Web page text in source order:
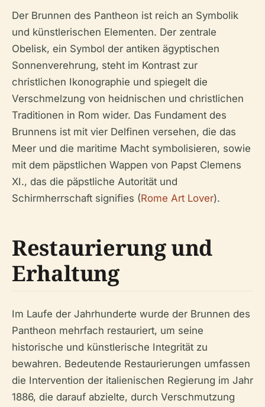
Der Brunnen des Pantheon ist reich an Symbolik
und künstlerischen Elementen. Der zentrale
Obelisk, ein Symbol der antiken ägyptischen
Sonnenverehrung, steht im Kontrast zur
christlichen Ikonographie und spiegelt die
Verschmelzung von heidnischen und christlichen
Traditionen in Rom wider. Das Fundament des
Brunnens ist mit vier Delfinen versehen, die das
Meer und die maritime Macht symbolisieren, sowie
mit dem päpstlichen Wappen von Papst Clemens
XI., das die päpstliche Autorität und
Schirmherrschaft signifies (Rome Art Lover).
Restaurierung und
Erhaltung
Im Laufe der Jahrhunderte wurde der Brunnen des
Pantheon mehrfach restauriert, um seine
historische und künstlerische Integrität zu
bewahren. Bedeutende Restaurierungen umfassen
die Intervention der italienischen Regierung im Jahr
1886, die darauf abzielte, durch Verschmutzung